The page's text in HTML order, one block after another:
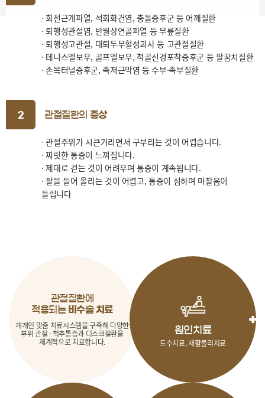
· 회전근개파열, 석회화건염, 충돌증후군 등 어깨질환
· 퇴행성관절염, 반월상연골파열 등 무릎질환
· 퇴행성고관절, 대퇴두무혈성괴사 등 고관절질환
· 테니스엘보우, 골프엘보우, 척골신경포착증후군 등 팔꿈치질환
· 손목터널증후군, 족저근막염 등 수부·족부질환
2 관절질환의 증상
· 관절주위가 시큰거리면서 구부리는 것이 어렵습니다.
· 찌릿한 통증이 느껴집니다.
· 제대로 걷는 것이 어려우며 통증이 계속됩니다.
· 팔을 들어 올리는 것이 어렵고, 통증이 심하며 마찰음이
들립니다
관절질환에
적용되는 비수술 치료
개개인 맞춤 치료시스템을 구축해 다양한
부위 관절 · 척추통증과 디스크질환을
체계적으로 치료합니다.
원인치료
도수치료, 재활물리치료